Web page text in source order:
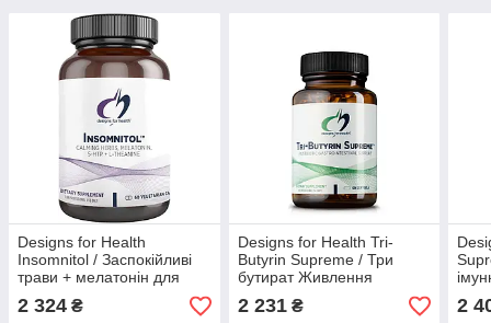
Designs for Health
Insomnitol / Заспокійливі
трави + мелатонін для
якісного сну 60 капсул
2 324 ₴
Designs for Health Tri-
Butyrin Supreme / Три
бутират Живлення
слизової оболонки
кишківника 60 капсул
2 231₴ 2